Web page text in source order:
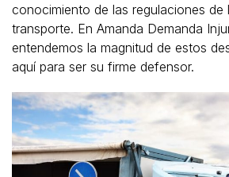
conocimiento de las regulaciones de
transporte. En Amanda Demanda
entendemos la magnitud de estos
aquí para ser su firme defensor.